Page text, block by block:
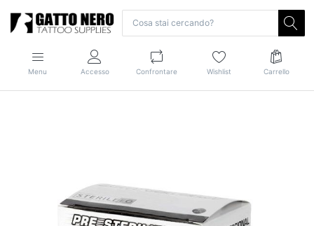
Menu Accesso Confrontare Wishlist Carrello